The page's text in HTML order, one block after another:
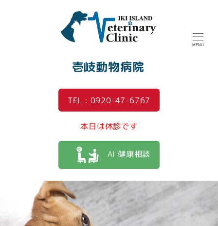
壱岐動物病院
MENU
TEL : 0920-47-6767
本日は休診です
AI 健康相談